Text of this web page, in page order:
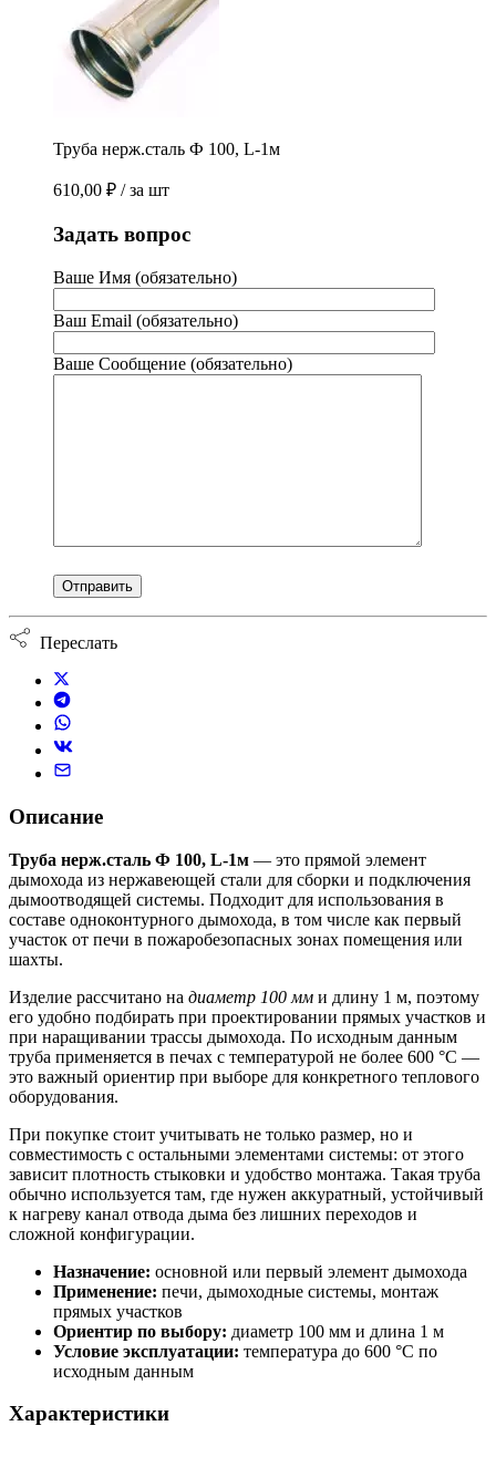
Труба нерж.сталь Ф 100, L-1м
610,00 ₽ / за шт
Задать вопрос
Ваше Имя (обязательно)
Ваш Email (обязательно)
Ваше Сообщение (обязательно)
Переслать
Описание
Труба нерж.сталь Ф 100, L-1м — это прямой элемент
дымохода из нержавеющей стали для сборки и подключения
дымоотводящей системы. Подходит для использования в
составе одноконтурного дымохода, в том числе как первый
участок от печи в пожаробезопасных зонах помещения или
шахты.
Изделие рассчитано на диаметр 100 мм и длину 1 м, поэтому
его удобно подбирать при проектировании прямых участков и
при наращивании трассы дымохода. По исходным данным
труба применяется в печах с температурой не более 600 °C —
это важный ориентир при выборе для конкретного теплового
оборудования.
При покупке стоит учитывать не только размер, но и
совместимость с остальными элементами системы: от этого
зависит плотность стыковки и удобство монтажа. Такая труба
обычно используется там, где нужен аккуратный, устойчивый
к нагреву канал отвода дыма без лишних переходов и
сложной конфигурации.
Назначение: основной или первый элемент дымохода
Применение: печи, дымоходные системы, монтаж
прямых участков
Ориентир по выбору: диаметр 100 мм и длина 1 м
Условие эксплуатации: температура до 600 °C по
исходным данным
Характеристики